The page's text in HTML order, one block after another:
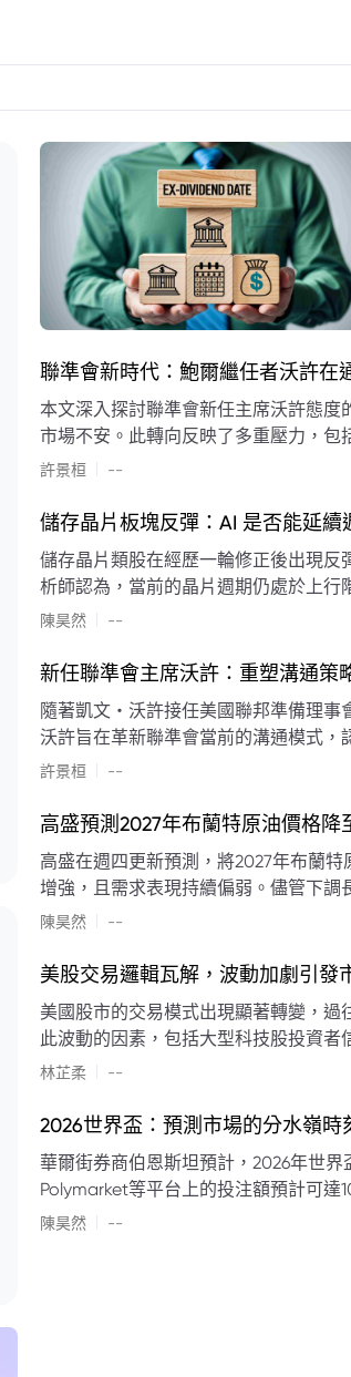
聯準會新時代：鮑爾繼任者沃許在
本文深入探討聯準會新任主席沃許態
市場不安。此轉向反映了多重壓力，包
素限制了聯準會實施降息或激進縮減資
許景桓 --
儲存晶片板塊反彈：AI 是否能延續
儲存晶片類股在經歷一輪修正後出現反
析師認為，當前的晶片週期仍處於上行
限的支撐下，價格預期將持續走高。
陳昊然 --
新任聯準會主席沃許：重塑溝通策
隨著凱文・沃許接任美國聯邦準備理
沃許旨在革新聯準會當前的溝通模式，
計畫重塑政策預期的發布方式及其頻率
許景桓 --
高盛預測2027年布蘭特原油價格
高盛在週四更新預測，將2027年布蘭
增強，且需求表現持續偏弱。儘管下調
蘭特原油均價為每桶90美元。該行認為
其影響低於預期，二季度的全球供應缺
口受阻持續，2026年底油價可能升至每
若供應快速恢復且需求進一步走弱，
美元。
陳昊然 --
美股交易邏輯瓦解，波動加劇引發
美國股市的交易模式出現顯著轉變，
此波動的因素，包括大型科技股投資
矛盾信號。專家意見顯示，雙向交易與
點：** * **交易邏輯轉變：** 順勢做多的市場邏輯已瓦解，市場走向變得難以預測。 * **科技股信心減弱：**
現顯著的單日反轉幅度，整體市場穩定性大幅下降。 * **經濟數據拉扯：**
縮貨幣政策預期升溫之間形成拉扯，加劇市場不確定性。 * **專家預期
切換，投資者意見分歧程度處於極高水平。 * **聚焦聯準會：** 聯準會的利率決議及後續記者會
林芷柔 --
2026世界盃：預測市場的分水嶺
華爾街券商伯恩斯坦預計，2026年世
Polymarket等平台上的投注額預計可
道、西班牙語轉播權以及對預測市場業
陳昊然 --